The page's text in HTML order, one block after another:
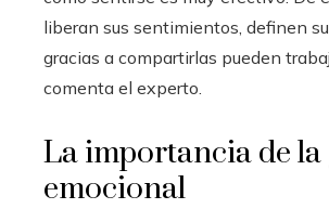
liberan sus sentimientos, definen
gracias a compartirlas pueden
comenta el experto.
La importancia de la
emocional